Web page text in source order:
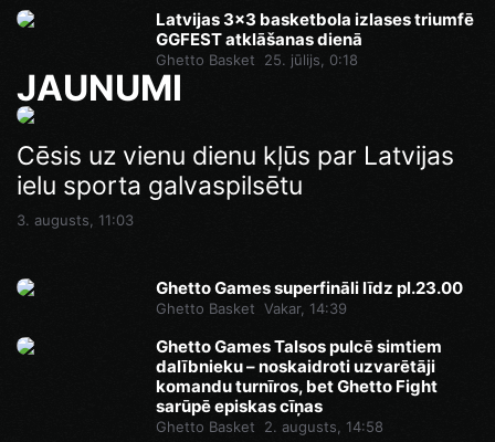
Latvijas 3x3 basketbola izlases triumfē
GGFEST atklāšanas dienā
Ghetto Basket 25. jūlijs, 0:18
JAUNUMI
Ghetto Games superfināli līdz pl.23.00
Vakar, 14:46
Cēsis uz vienu dienu kļūs par Latvijas
ielu sporta galvaspilsētu
3. augusts, 11:03
Pēdējā iespēja pirms Superfināla:
Ghetto Football pie “AKROPOLE Rīga”
izspēlēs dubultos punktus
Ghetto Games superfināli līdz pl.23.00
Ghetto Basket Vakar, 14:39
Ghetto Games Talsos pulcē simtiem
dalībnieku – noskaidroti uzvarētāji
komandu turnīros, bet Ghetto Fight
sarūpē episkas cīņas
Ghetto Basket 2. augusts, 14:58